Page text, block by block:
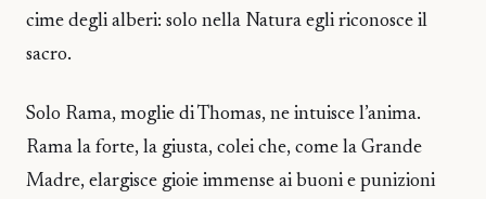
cime degli alberi: solo nella Natura egli riconosce il
sacro.
Solo Rama, moglie di Thomas, ne intuisce l’anima.
Rama la forte, la giusta, colei che, come la Grande
Madre, elargisce gioie immense ai buoni e punizioni